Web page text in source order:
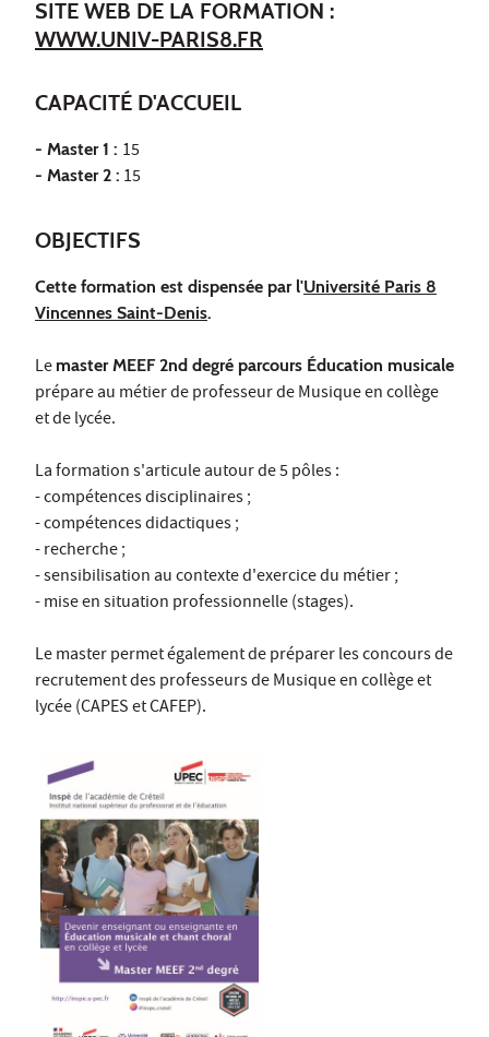
SITE WEB DE LA FORMATION :
WWW.UNIV-PARIS8.FR
CAPACITÉ D'ACCUEIL
- Master 1 : 15
- Master 2 : 15
OBJECTIFS
Cette formation est dispensée par l'Université Paris 8
Vincennes Saint-Denis.
Le master MEEF 2nd degré parcours Éducation musicale
prépare au métier de professeur de Musique en collège
et de lycée.
La formation s'articule autour de 5 pôles :
- compétences disciplinaires ;
- compétences didactiques ;
- recherche ;
- sensibilisation au contexte d'exercice du métier ;
- mise en situation professionnelle (stages).
Le master permet également de préparer les concours de
recrutement des professeurs de Musique en collège et
lycée (CAPES et CAFEP).